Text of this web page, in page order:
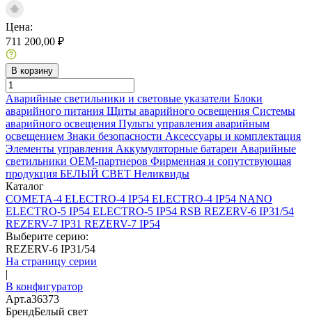
Цена:
711 200,00 ₽
В корзину
Аварийные светильники и световые указатели Блоки
аварийного питания Щиты аварийного освещения Системы
аварийного освещения Пульты управления аварийным
освещением Знаки безопасности Аксессуары и комплектация
Элементы управления Аккумуляторные батареи Аварийные
светильники ОЕМ-партнеров Фирменная и сопутствующая
продукция БЕЛЫЙ СВЕТ Неликвиды
Каталог
COMETA-4 ELECTRO-4 IP54 ELECTRO-4 IP54 NANO
ELECTRO-5 IP54 ELECTRO-5 IP54 RSB REZERV-6 IP31/54
REZERV-7 IP31 REZERV-7 IP54
Выберите серию:
REZERV-6 IP31/54
На страницу серии
|
В конфигуратор
Арт.a36373
БрендБелый свет